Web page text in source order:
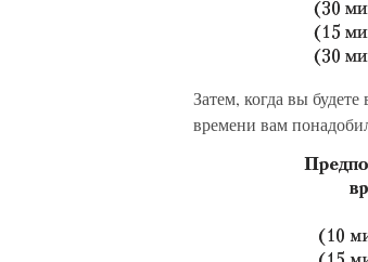
Затем, когда вы
времени вам